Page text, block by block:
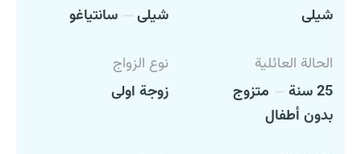
شيلى
شيلى
سانتياغو
الحالة العائلية
25 سنة
متزوج
بدون أطفال
نوع الزواج
زوجة اولى